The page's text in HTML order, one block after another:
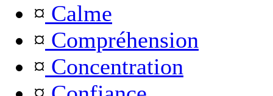
¤ Calme
¤ Compréhension
¤ Concentration